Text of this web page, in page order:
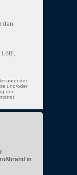
den
Lößl,
unter der
und/oder
der
in